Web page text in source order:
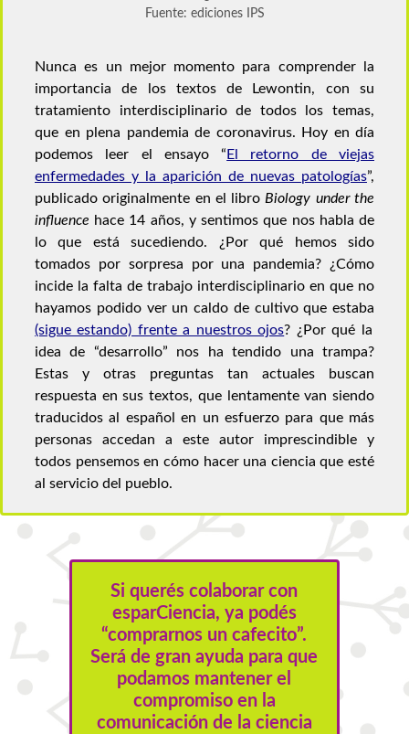
Fuente: ediciones IPS
Nunca es un mejor momento para comprender la
importancia de los textos de Lewontin, con su
tratamiento interdisciplinario de todos los temas,
que en plena pandemia de coronavirus. Hoy en día
podemos leer el ensayo “El retorno de viejas
enfermedades y la aparición de nuevas patologías”,
publicado originalmente en el libro Biology under the
influence hace 14 años, y sentimos que nos habla de
lo que está sucediendo. ¿Por qué hemos sido
tomados por sorpresa por una pandemia? ¿Cómo
incide la falta de trabajo interdisciplinario en que no
hayamos podido ver un caldo de cultivo que estaba
(sigue estando) frente a nuestros ojos? ¿Por qué la
idea de “desarrollo” nos ha tendido una trampa?
Estas y otras preguntas tan actuales buscan
respuesta en sus textos, que lentamente van siendo
traducidos al español en un esfuerzo para que más
personas accedan a este autor imprescindible y
todos pensemos en cómo hacer una ciencia que esté
al servicio del pueblo.
Si querés colaborar con
esparCiencia, ya podés
“comprarnos un cafecito”.
Será de gran ayuda para que
podamos mantener el
compromiso en la
comunicación de la ciencia